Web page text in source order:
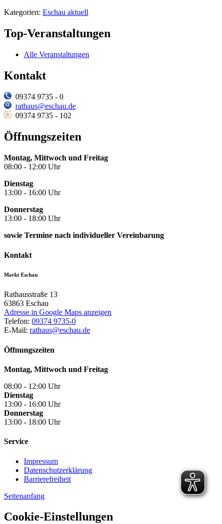
Kategorien: Eschau aktuell
Top-Veranstaltungen
Alle Veranstaltungen
Kontakt
09374 9735 - 0
rathaus@eschau.de
09374 9735 - 102
Öffnungszeiten
Montag, Mittwoch und Freitag
08:00 - 12:00 Uhr
Dienstag
13:00 - 16:00 Uhr
Donnerstag
13:00 - 18:00 Uhr
sowie Termine nach individueller Vereinbarung
Kontakt
Markt Eschau
Rathausstraße 13
63863 Eschau
Adresse in Google Maps anzeigen
Telefon: 09374 9735-0
E-Mail: rathaus@eschau.de
Öffnungszeiten
Montag, Mittwoch und Freitag
08:00 - 12:00 Uhr
Dienstag
13:00 - 16:00 Uhr
Donnerstag
13:00 - 18:00 Uhr
Service
Impressum
Datenschutzerklärung
Barrierefreiheit
Seitenanfang
Cookie-Einstellungen